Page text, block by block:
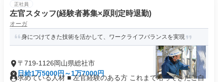
正社員
左官スタッフ(経験者募集×原則定時退勤)
オーガ
身につけてきた技術を活かして、ワークライフバランスを実現
〒719-1126岡山県総社市
日給1万5000円～1万7000円
求めている人材 ■ 左官経験のある方 これまで培ってきたご自